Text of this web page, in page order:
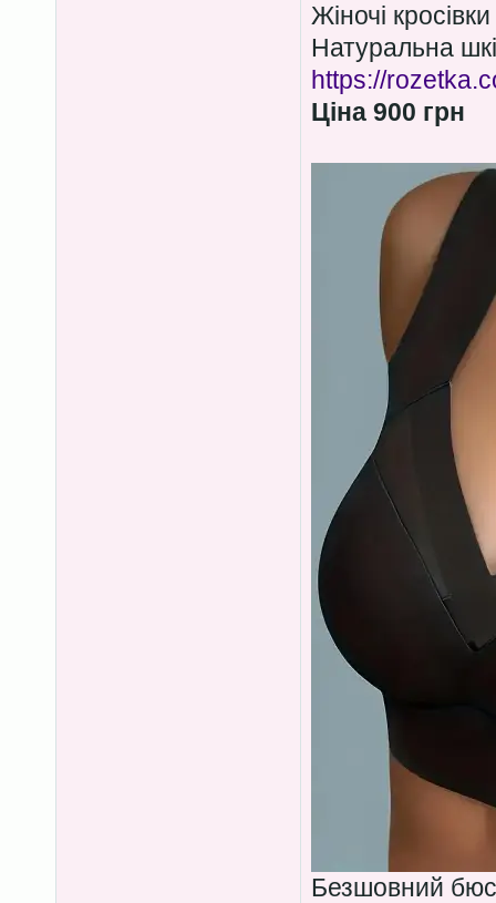
Жіночі
Натуральна
https://
Ціна 900 грн
Безшовний